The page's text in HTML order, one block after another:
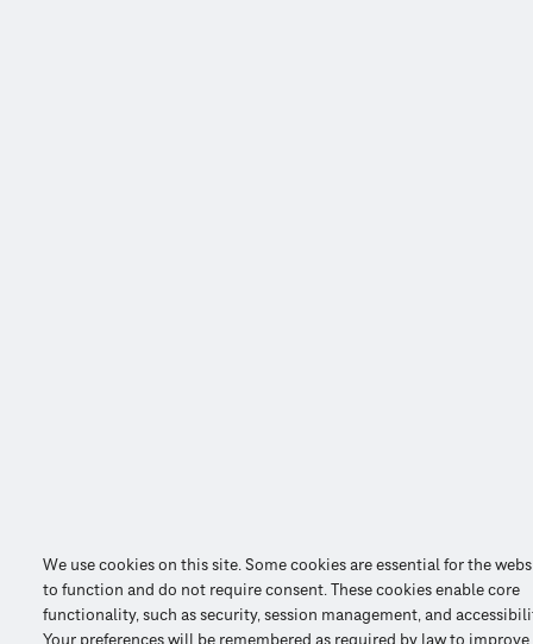
We use cookies on this site. Some cookies are essential for the
to function and do not require consent. These cookies enable core
functionality, such as security, session management, and